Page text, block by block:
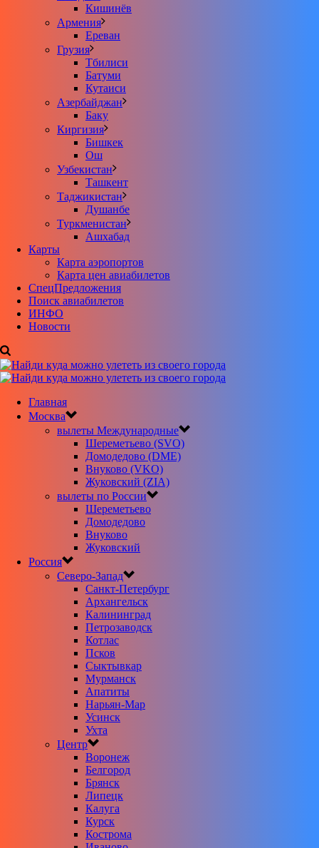
Кишинёв
Армения
Ереван
Грузия
Тбилиси
Батуми
Кутаиси
Азербайджан
Баку
Киргизия
Бишкек
Ош
Узбекистан
Ташкент
Таджикистан
Душанбе
Туркменистан
Ашхабад
Карты
Карта аэропортов
Карта цен авиабилетов
CпецПредложения
Поиск авиабилетов
ИНФО
Новости
Главная
Москва
вылеты Международные
Шереметьево (SVO)
Домодедово (DME)
Внуково (VKO)
Жуковский (ZIA)
вылеты по России
Шереметьево
Домодедово
Внуково
Жуковский
Россия
Северо-Запад
Санкт-Петербург
Архангельск
Калининград
Петрозаводск
Котлас
Псков
Сыктывкар
Мурманск
Апатиты
Нарьян-Мар
Усинск
Ухта
Центр
Воронеж
Белгород
Брянск
Липецк
Калуга
Курск
Кострома